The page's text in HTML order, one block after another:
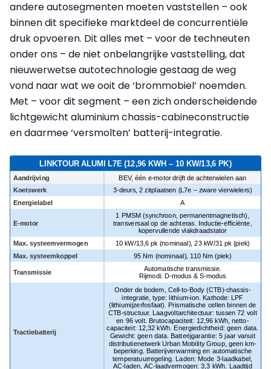
andere autosegmenten moeten vaststellen – ook
binnen dit specifieke marktdeel de concurrentiële
druk opvoeren. Dit alles met – voor de techneuten
onder ons – de niet onbelangrijke vaststelling, dat
nieuwerwetse autotechnologie gestaag de weg
vond naar wat we ooit de ‘brommobiel’ noemden.
Met – voor dit segment – een zich onderscheidende
lichtgewicht aluminium chassis-cabineconstructie
en daarmee ‘versmolten’ batterij-integratie.